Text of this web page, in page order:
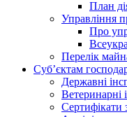
План
Управління
Про
Перелік
Суб’єктам
Державні
Ветеринарні
Сертифікати